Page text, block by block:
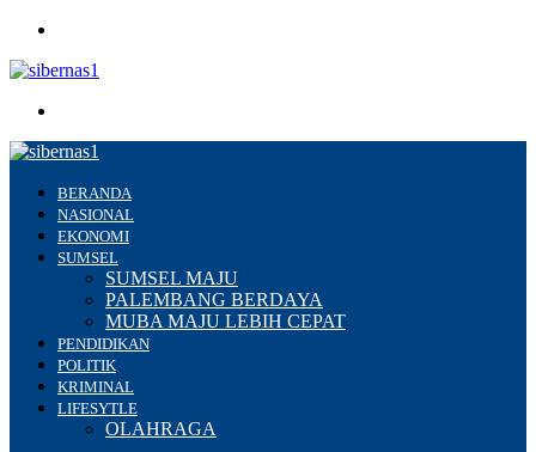
BERANDA
NASIONAL
EKONOMI
SUMSEL
SUMSEL MAJU
PALEMBANG BERDAYA
MUBA MAJU LEBIH CEPAT
PENDIDIKAN
POLITIK
KRIMINAL
LIFESYTLE
OLAHRAGA